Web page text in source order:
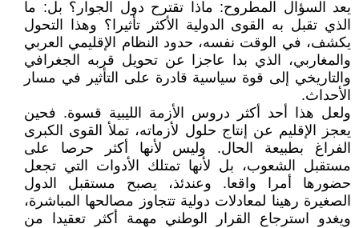
يعد السؤال المطروح: ماذا تقترح دول الجوار؟ بل: ما
الذي تقبل به القوى الدولية الأكثر تأثيرا؟ وهذا التحول
يكشف، في الوقت نفسه، حدود النظام الإقليمي العربي
والمغاربي، الذي بدا عاجزا عن تحويل قربه الجغرافي
والتاريخي إلى قوة سياسية قادرة على التأثير في مسار
الأحداث.
ولعل هذا أحد أكثر دروس الأزمة الليبية قسوة. فحين
يعجز الإقليم عن إنتاج حلول لأزماته، تملأ القوى الكبرى
الفراغ بطبيعة الحال. وليس لأنها أكثر حرصا على
مستقبل الشعوب، بل لأنها تمتلك الأدوات التي تجعل
حضورها أمرا واقعا. وعندئذ، يصبح مستقبل الدول
الصغيرة رهينا لمعادلات دولية تتجاوز مصالحها المباشرة،
ويغدو استرجاع القرار الوطني مهمة أكثر تعقيدا من